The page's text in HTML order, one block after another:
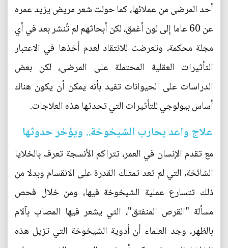
أحد المرضى من عملائها، كما حولت شعر مريض يزيد عمره
عن 60 عاما إلى لون أغمق، لكن أبحاثهم لم تُنشر بعد في أي
مجلة محكمة، وتعرضت للانتقاد لعدم أخذها في الاعتبار
التأثيرات العقلية المحتملة على المرضى، لكن بعض
الدراسات على الحيوانات تفيد بأنه يمكن أن يكون هناك
أساس بيولوجي للتأثيرات التي تحدثها هذه العلاجات.
علاج واعد يحارب الشيخوخة.. ويؤخر حدوثها
مع تقدم الإنسان في العمر، تتراكم الأنسجة تعرف بالخلايا
الشائخة، التي لم تعد تمتلك القدرة على الانقسام وبدلا من
ذلك تتسارع عملية الشيخوخة فيها، ومن خلال فحص
مسألة "القرص المنفتق"، التي يشعر فيها المصاب بآلام
بالظهر، وجد العلماء أن أدوية الشيخوخة التي تزيل هذه